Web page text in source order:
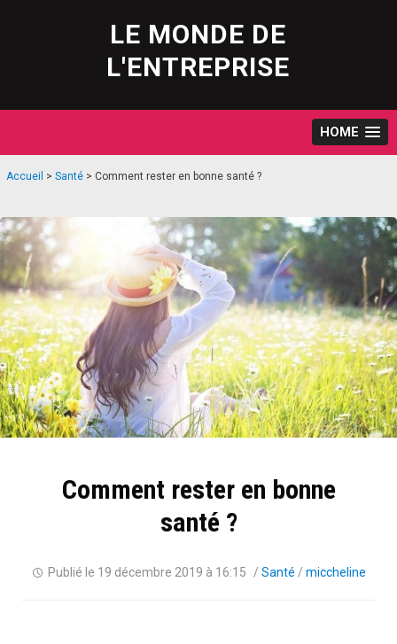
content
LE MONDE DE
L'ENTREPRISE
HOME
Accueil > Santé > Comment rester en bonne santé ?
Comment rester en bonne
santé ?
Publié le 19 décembre 2019 à 16:15 / Santé / miccheline